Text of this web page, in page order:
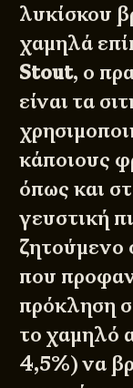
λυκίσκου
χαμηλά
Stout, ο
είναι τα
κάποιους
όπως και
γευστική
ζητούμενο
που
πρόκληση
το χαμηλό
4,5%) να